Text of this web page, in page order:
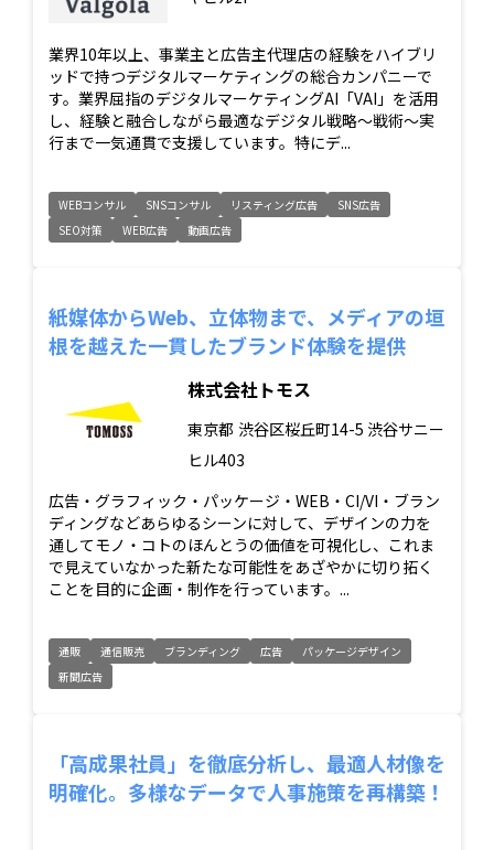
業界10年以上、事業主と広告主代理店の経験をハイブリ
ッドで持つデジタルマーケティングの総合カンパニーで
す。業界屈指のデジタルマーケティングAI「VAI」を活用
し、経験と融合しながら最適なデジタル戦略～戦術～実
行まで一気通貫で支援しています。特にデ...
WEBコンサル SNSコンサル リスティング広告
SNS広告
SEO対策
WEB広告 動画広告
紙媒体からWeb、立体物まで、メディアの垣
根を越えた一貫したブランド体験を提供
株式会社トモス
東京都 渋谷区桜丘町14-5 渋谷サニー
ヒル403
広告・グラフィック・パッケージ・WEB・CI/VI・ブラン
ディングなどあらゆるシーンに対して、デザインの力を
通してモノ・コトのほんとうの価値を可視化し、これま
で見えていなかった新たな可能性をあざやかに切り拓く
ことを目的に企画・制作を行っています。...
通販 通信販売 ブランディング 広告
パッケージデザイン
新聞広告
「高成果社員」を徹底分析し、最適人材像を
明確化。多様なデータで人事施策を再構築！